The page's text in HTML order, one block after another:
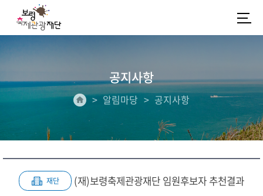
공지사항
알림마당 공지사항
재단 (재)보령축제관광재단 임원후보자 추천결과